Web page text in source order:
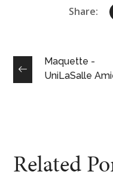
Share:
Maquette -
UniLaSalle
Related